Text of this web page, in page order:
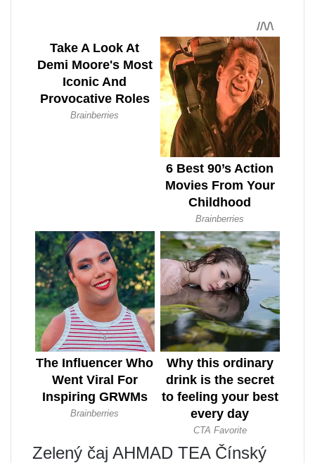
Zelený čaj AHMAD TEA Čínský